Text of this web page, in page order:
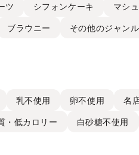
ツ シフォンケーキ マシ
ブラウニー その他のジャンル
乳不使用 卵不使用 名
・低カロリー 白砂糖不使用